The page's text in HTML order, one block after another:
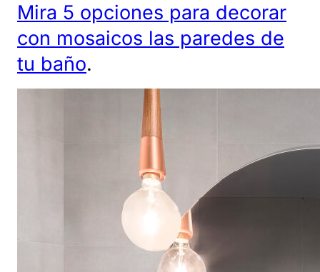
Mira 5 opciones para decorar
con mosaicos las paredes de
tu baño.